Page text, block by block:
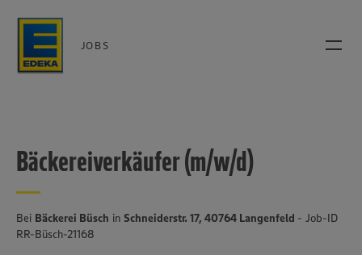
JOBS
Bäckereiverkäufer (m/w/d)
Bei Bäckerei Büsch in Schneiderstr. 17, 40764 Langenfeld - Job-ID
RR-Büsch-21168